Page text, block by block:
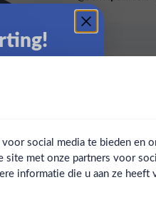
social media te bieden en
met onze partners voor
informatie die u aan ze